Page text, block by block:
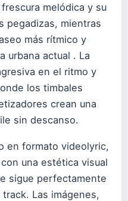
melódica y su
pegadizas, mientras
más rítmico y
urbana actual . La
en el ritmo y
los timbales
crean una
sin descanso.
en formato videolyric,
una estética visual
sigue perfectamente
Las imágenes,